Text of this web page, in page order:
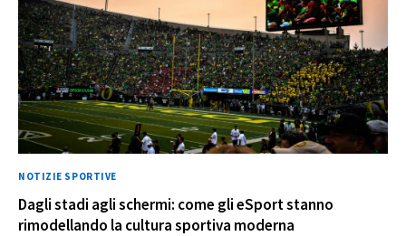
NOTIZIE SPORTIVE
Dagli stadi agli schermi: come gli eSport stanno
rimodellando la cultura sportiva moderna